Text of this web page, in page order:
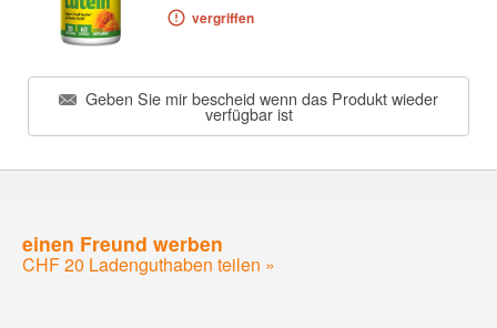
vergriffen
Geben Sie mir bescheid wenn das Produkt wieder
verfügbar ist
einen Freund werben
CHF 20 Ladenguthaben teilen »